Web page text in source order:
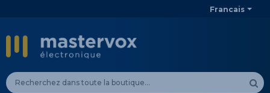
Francais